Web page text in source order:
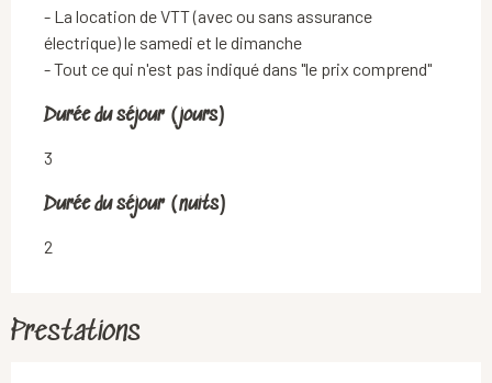
- La location de VTT (avec ou sans assurance
électrique) le samedi et le dimanche
- Tout ce qui n'est pas indiqué dans "le prix comprend"
Durée du séjour (jours)
Durée du séjour (jours)
3
Durée du séjour (nuits)
Durée du séjour (nuits)
2
Prestations